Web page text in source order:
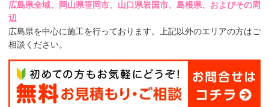
広島県全域、岡山県笹岡市、山口県岩国市、島根県、およびその周
辺
広島県を中心に施工を行っております。上記以外のエリアの方はご
相談ください。